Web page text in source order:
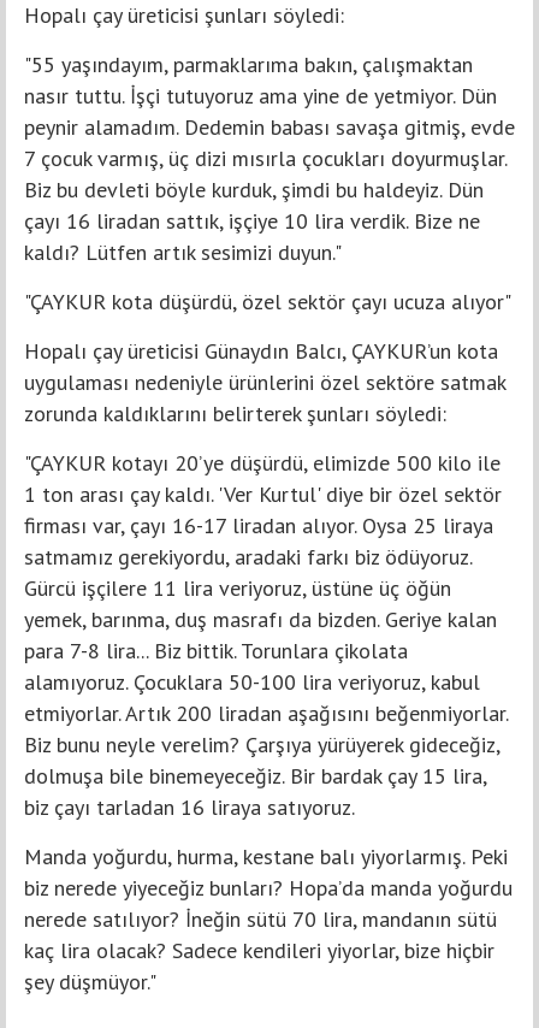
Hopalı çay üreticisi şunları söyledi:
"55 yaşındayım, parmaklarıma bakın, çalışmaktan
nasır tuttu. İşçi tutuyoruz ama yine de yetmiyor. Dün
peynir alamadım. Dedemin babası savaşa gitmiş, evde
7 çocuk varmış, üç dizi mısırla çocukları doyurmuşlar.
Biz bu devleti böyle kurduk, şimdi bu haldeyiz. Dün
çayı 16 liradan sattık, işçiye 10 lira verdik. Bize ne
kaldı? Lütfen artık sesimizi duyun."
"ÇAYKUR kota düşürdü, özel sektör çayı ucuza alıyor"
Hopalı çay üreticisi Günaydın Balcı, ÇAYKUR’un kota
uygulaması nedeniyle ürünlerini özel sektöre satmak
zorunda kaldıklarını belirterek şunları söyledi:
"ÇAYKUR kotayı 20’ye düşürdü, elimizde 500 kilo ile
1 ton arası çay kaldı. 'Ver Kurtul' diye bir özel sektör
firması var, çayı 16-17 liradan alıyor. Oysa 25 liraya
satmamız gerekiyordu, aradaki farkı biz ödüyoruz.
Gürcü işçilere 11 lira veriyoruz, üstüne üç öğün
yemek, barınma, duş masrafı da bizden. Geriye kalan
para 7-8 lira... Biz bittik. Torunlara çikolata
alamıyoruz. Çocuklara 50-100 lira veriyoruz, kabul
etmiyorlar. Artık 200 liradan aşağısını beğenmiyorlar.
Biz bunu neyle verelim? Çarşıya yürüyerek gideceğiz,
dolmuşa bile binemeyeceğiz. Bir bardak çay 15 lira,
biz çayı tarladan 16 liraya satıyoruz.
Manda yoğurdu, hurma, kestane balı yiyorlarmış. Peki
biz nerede yiyeceğiz bunları? Hopa’da manda yoğurdu
nerede satılıyor? İneğin sütü 70 lira, mandanın sütü
kaç lira olacak? Sadece kendileri yiyorlar, bize hiçbir
şey düşmüyor."